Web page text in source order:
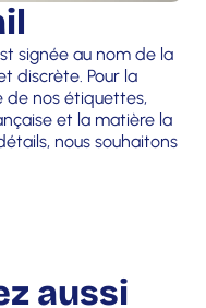
signée au nom de la
discrète. Pour la
de nos étiquettes,
et la matière la
nous souhaitons
aussi